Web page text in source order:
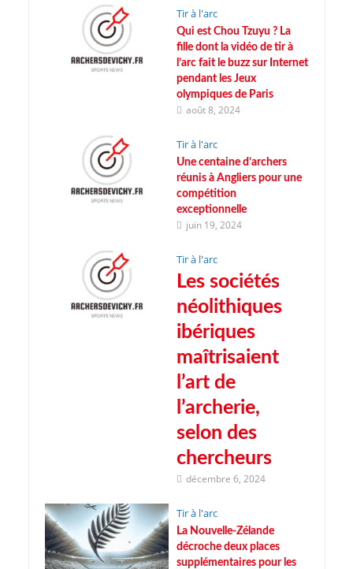
Tir à l'arc
Qui est Chou Tzuyu ? La
fille dont la vidéo de tir à
l’arc fait le buzz sur Internet
pendant les Jeux
olympiques de Paris
août 8, 2024
Tir à l'arc
Une centaine d’archers
réunis à Angliers pour une
compétition
exceptionnelle
juin 19, 2024
Tir à l'arc
Les sociétés
néolithiques
ibériques
maîtrisaient
l’art de
l’archerie,
selon des
chercheurs
décembre 6, 2024
Tir à l'arc
La Nouvelle-Zélande
décroche deux places
supplémentaires pour les